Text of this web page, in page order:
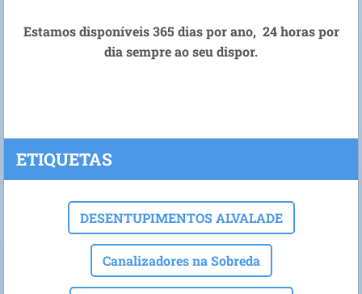
Estamos disponíveis 365 dias por ano, 24 horas por
dia sempre ao seu dispor.
ETIQUETAS
DESENTUPIMENTOS ALVALADE
Canalizadores na Sobreda